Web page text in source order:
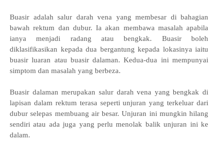
Buasir adalah salur darah vena yang membesar di bahagian
bawah rektum dan dubur. Ia akan membawa masalah apabila
ianya menjadi radang atau bengkak. Buasir boleh
diklasifikasikan kepada dua bergantung kepada lokasinya iaitu
buasir luaran atau buasir dalaman. Kedua-dua ini mempunyai
simptom dan masalah yang berbeza.
Buasir dalaman merupakan salur darah vena yang bengkak di
lapisan dalam rektum terasa seperti unjuran yang terkeluar dari
dubur selepas membuang air besar. Unjuran ini mungkin hilang
sendiri atau ada juga yang perlu menolak balik unjuran ini ke
dalam.